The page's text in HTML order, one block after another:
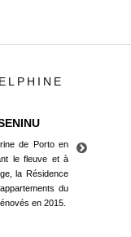
de Porto en
le fleuve et à
la Résidence
du
en 2015.